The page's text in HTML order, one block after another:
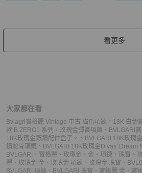
看更多
大家都在看
Bvlagri寶格麗 Vintage 中古 貓爪項鍊，18K 白金
款 B.ZERO1 系列，玫瑰金彈簧項鍊 、 BVLGARl
18K玫瑰金鑲鑽配件盒子。
、 BVLGARI 18K玫瑰
鑽蛇骨項鏈 、 BVLGARI 18K玫瑰金Divas' Dream
BVLGARI 、 寶格麗 、 玫瑰金 、 金 、 項鍊 、 珠寶 、
麗 、 玫瑰金 金 、 玫瑰金 項鍊 、 玫瑰金 珠寶 、
BVLGARI 項鍊 、 BVLGARI 珠寶 、 寶格麗 金 、 寶